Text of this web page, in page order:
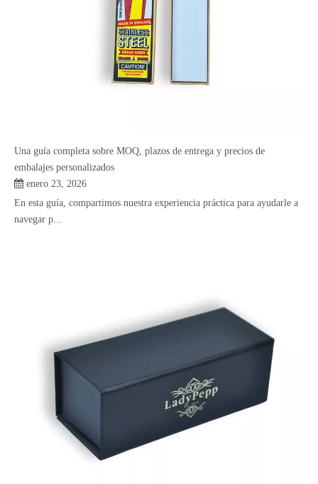
Una guía completa sobre MOQ, plazos de entrega y precios de
embalajes personalizados
enero 23, 2026
En esta guía, compartimos nuestra experiencia práctica para ayudarle a
navegar p...